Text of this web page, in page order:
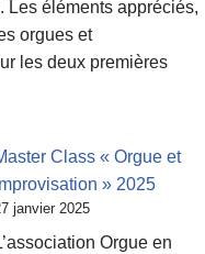
Les éléments appréciés,
orgues et
les deux premières
Class « Orgue et
» 2025
janvier 2025
Orgue en